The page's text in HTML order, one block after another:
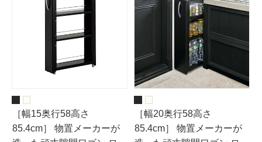
［幅15奥行58高さ
85.4cm］ 物置メーカーが
［幅20奥行58高さ
85.4cm］ 物置メーカーが